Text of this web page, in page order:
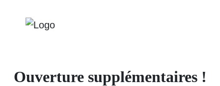
Ouverture supplémentaires !